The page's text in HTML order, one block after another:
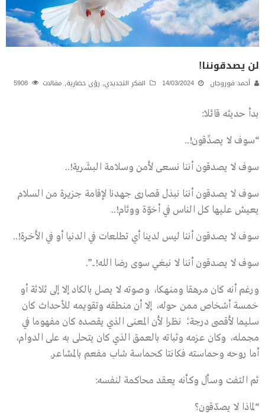
لن يصدقوننا!
أحمد قوروجان 14/03/2024 الفكر التجديدي, رؤى حضارية, مقالات
بدأ حديثه قائلا:
“سوف لا يصدِّقون!..
سوف لا يصدقون أننا نسعى لأمن وسلامة البشَرية!..
سوف لا يصدقون أننا نبذل قصارى جهدنا لإقامة جزيرة من السلام
يعيش عليها كل الناس في أخوّة ووئام!..
سوف لا يصدقون أننا ليس لدينا أي تطلعات في الدنيا أو في الأخرة!..
سوف لا يصدقون أننا لا نبغي سوى رضا الله!..”.
ورغم أنه كان مرهقا ومنهكا، وصوته لا يصل بالكاد إلا إلى ثلاثة أو
خمسة أشخاص ممن حوله، إلا أن منطقه وتقويمه للأحداث كان
سليما لأقصى درجة؛ نظرا لأن المعنى الذي يقصده كان مفهوما في
مجمله، وكان عزمه وثباته بالعمق الذي كان يتحلى به على الدوام،
أما روحه وحماسته فكانتا كحماسة شاب مفعم بالمشاعر.
ثم التفت وسأل وكأنه يعقد محاكمة لنفسه:
“لماذا لا يصدّقون؟